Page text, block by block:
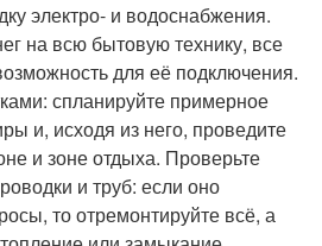
электро- и водоснабжения.
на всю бытовую технику, все
для её подключения.
спланируйте примерное
и, исходя из него, проведите
и зоне отдыха. Проверьте
и труб: если оно
то отремонтируйте всё, а